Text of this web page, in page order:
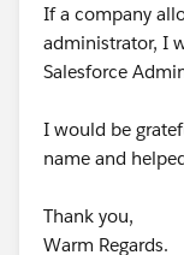
If a company
administrator, I
Salesforce
I would be
name and
Thank you,
Warm Regards.